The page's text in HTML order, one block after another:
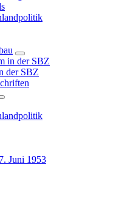
in der SBZ
der SBZ
Juni 1953